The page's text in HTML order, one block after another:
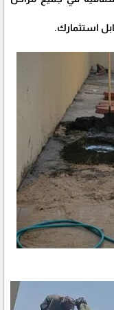
استثمارك.